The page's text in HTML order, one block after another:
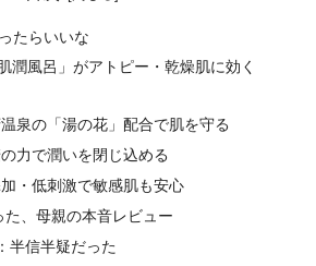
たらいいな
潤風呂」がアトピー・乾燥肌に効く
泉の「湯の花」配合で肌を守る
力で潤いを閉じ込める
・低刺激で敏感肌も安心
、母親の本音レビュー
半信半疑だった